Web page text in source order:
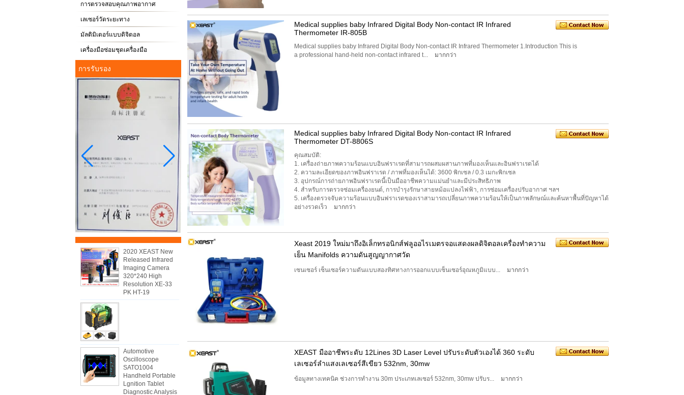
การตรวจสอบคุณภาพอากาศ
เลเซอร์วัดระยะทาง
มัลติมิเตอร์แบบดิจิตอล
เครื่องมือซ่อมชุดเครื่องมือ
การรับรอง
2020 XEAST New
Released Infrared
Imaging Camera
320*240 High
Resolution XE-33
PK HT-19
Automotive
Oscilloscope
SATO1004
Handheld Portable
Lgnition Tablet
Diagnostic Analysis
Medical supplies baby Infrared Digital Body Non-contact IR Infrared
Thermometer IR-805B
Medical supplies baby Infrared Digital Body Non-contact IR Infrared Thermometer 1.Introduction This is
a professional hand-held non-contact infrared t...
มากกว่า
Medical supplies baby Infrared Digital Body Non-contact IR Infrared
Thermometer DT-8806S
คุณสมบัติ:
1. เครื่องถ่ายภาพความร้อนแบบอินฟราเรดที่สามารถผสมผสานภาพที่มองเห็นและอินฟราเรดได้
2. ความละเอียดของภาพอินฟราเรด / ภาพที่มองเห็นได้: 3600 พิกเซล / 0.3 เมกะพิกเซล
3. อุปกรณ์การถ่ายภาพอินฟราเรดนี้เป็นมืออาชีพความแม่นยำและมีประสิทธิภาพ
4. สำหรับการตรวจซ่อมเครื่องยนต์, การบำรุงรักษาสายหม้อแปลงไฟฟ้า, การซ่อมเครื่องปรับอากาศ ฯลฯ
5. เครื่องตรวจจับความร้อนแบบอินฟราเรดของเราสามารถเปลี่ยนภาพความร้อนให้เป็นภาพลักษณ์และค้นหาพื้นที่ปัญหาได้
อย่างรวดเร็ว
มากกว่า
Xeast 2019 ใหม่มาถึงอิเล็กทรอนิกส์ฟลูออไรเมตรจอแสดงผลดิจิตอลเครื่องทำความ
เย็น Manifolds ความดันสูญญากาศวัด
เซนเซอร์ เซ็นเซอร์ความดันแบบสองทิศทางการออกแบบเซ็นเซอร์อุณหภูมิแบบ... มากกว่า
XEAST มืออาชีพระดับ 12Lines 3D Laser Level ปรับระดับตัวเองได้ 360 ระดับ
เลเซอร์ลำแสงเลเซอร์สีเขียว 532nm, 30mw
ข้อมูลทางเทคนิค ช่วงการทำงาน 30m ประเภทเลเซอร์ 532nm, 30mw ปรับร... มากกว่า